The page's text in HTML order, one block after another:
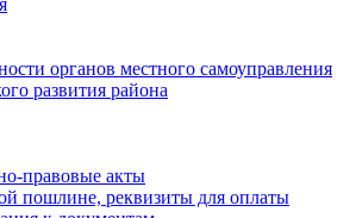
органов местного самоуправления
развития района
правовые акты
пошлине, реквизиты для оплаты